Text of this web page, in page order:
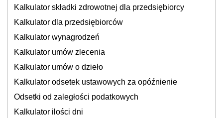
Kalkulator składki zdrowotnej dla przedsiębiorcy
Kalkulator dla przedsiębiorców
Kalkulator wynagrodzeń
Kalkulator umów zlecenia
Kalkulator umów o dzieło
Kalkulator odsetek ustawowych za opóźnienie
Odsetki od zaległości podatkowych
Kalkulator ilości dni